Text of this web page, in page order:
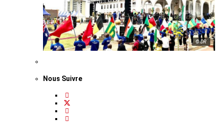
© DR
Nous Suivre